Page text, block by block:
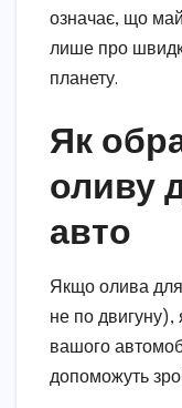
означає, що
лише про
планету.
Як
оливу
авто
Якщо олива
не по двигуну),
вашого
допоможуть